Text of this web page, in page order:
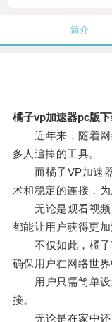
简介
橘子vp加速器pc版
近年来，随着网
多人追捧的工具。
而橘子VP加速器
术和稳定的连接，
无论是观看视频
都能让用户获得更加
不仅如此，橘子
确保用户在网络世界
用户只需简单设
接。
无论是在家中还